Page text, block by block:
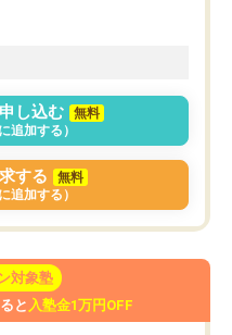
し込む
無料
追加する）
する
無料
追加する）
対象塾
と 入塾金1万円OFF